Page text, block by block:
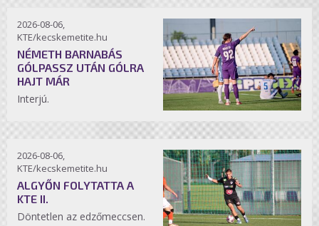
2026-08-06,
KTE/kecskemetite.hu
NÉMETH BARNABÁS
GÓLPASSZ UTÁN GÓLRA
HAJT MÁR
Interjú.
2026-08-06,
KTE/kecskemetite.hu
ALGYŐN FOLYTATTA A
KTE II.
Döntetlen az edzőmeccsen.